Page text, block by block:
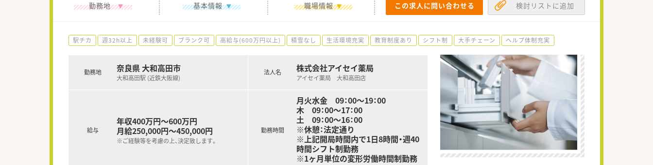
勤務地 基本情報 職場情報 この求人に問い合わせる 検討リストに追加
駅チカ 週32h以上 未経験可 ブランク可 高給与(600万円以上) 積雪なし 生活環境充実 教育制度あり シフト制 大手チェーン ヘルプ体制充実
勤務地 奈良県 大和高田市
大和高田駅 (近鉄大阪線)
給与
年収400万円～600万円
月給250,000円～450,000円
※ご経験等を考慮の上、決定致します。
法人名 株式会社アイセイ薬局
アイセイ薬局 大和高田店
勤務時間
月火水金 09：00～19：00
木 09：00～17：00
土 09：00～16：00
※休憩：法定通り
※上記開局時間内で1日8時間・週40
時間シフト制勤務
※1ヶ月単位の変形労働時間制勤務